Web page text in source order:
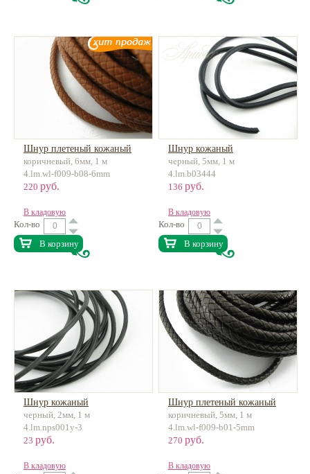
Шнур плетеный кожаный
коричневый, 6мм, 1 м
4.lm.wl-f009-b08-6mm
220 руб.
В кладовую
Кол-во
В корзину
Шнур кожаный
черный, 5мм, 1 м
4.lm.b03444
136 руб.
В кладовую
Кол-во
В корзину
Шнур кожаный
черный, 2мм, 1 м
4.lm.nps001y-3
23 руб.
В кладовую
Шнур плетеный кожаный
коричневый, 5мм, 1 м
4.lm.wl-f009-b01-5mm
270 руб.
В кладовую